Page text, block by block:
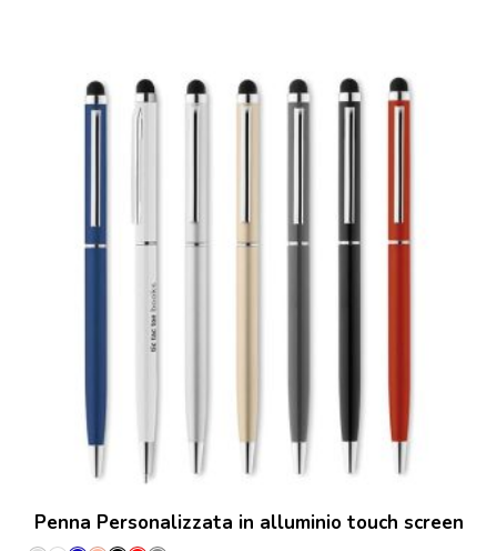
Penna Personalizzata in alluminio touch screen